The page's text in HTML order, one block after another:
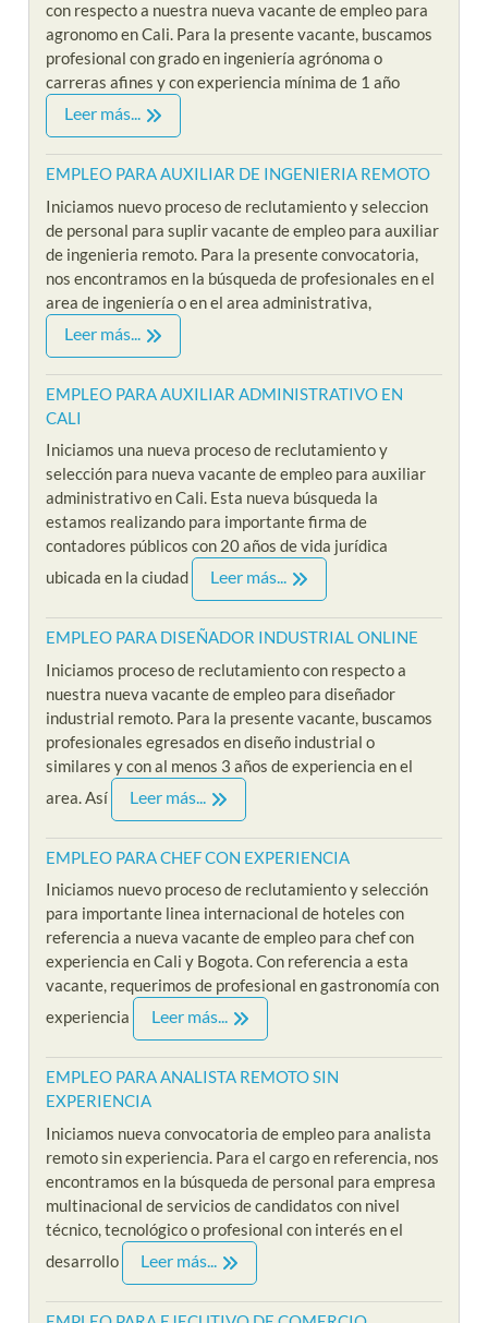
con respecto a nuestra nueva vacante de empleo para
agronomo en Cali. Para la presente vacante, buscamos
profesional con grado en ingeniería agrónoma o
carreras afines y con experiencia mínima de 1 año
Leer más...
EMPLEO PARA AUXILIAR DE INGENIERIA REMOTO
Iniciamos nuevo proceso de reclutamiento y seleccion
de personal para suplir vacante de empleo para auxiliar
de ingenieria remoto. Para la presente convocatoria,
nos encontramos en la búsqueda de profesionales en el
area de ingeniería o en el area administrativa,
Leer más...
EMPLEO PARA AUXILIAR ADMINISTRATIVO EN
CALI
Iniciamos una nueva proceso de reclutamiento y
selección para nueva vacante de empleo para auxiliar
administrativo en Cali. Esta nueva búsqueda la
estamos realizando para importante firma de
contadores públicos con 20 años de vida jurídica
ubicada en la ciudad
Leer más...
EMPLEO PARA DISEÑADOR INDUSTRIAL ONLINE
Iniciamos proceso de reclutamiento con respecto a
nuestra nueva vacante de empleo para diseñador
industrial remoto. Para la presente vacante, buscamos
profesionales egresados en diseño industrial o
similares y con al menos 3 años de experiencia en el
area. Así
Leer más...
EMPLEO PARA CHEF CON EXPERIENCIA
Iniciamos nuevo proceso de reclutamiento y selección
para importante linea internacional de hoteles con
referencia a nueva vacante de empleo para chef con
experiencia en Cali y Bogota. Con referencia a esta
vacante, requerimos de profesional en gastronomía con
experiencia
Leer más...
EMPLEO PARA ANALISTA REMOTO SIN
EXPERIENCIA
Iniciamos nueva convocatoria de empleo para analista
remoto sin experiencia. Para el cargo en referencia, nos
encontramos en la búsqueda de personal para empresa
multinacional de servicios de candidatos con nivel
técnico, tecnológico o profesional con interés en el
desarrollo
Leer más...